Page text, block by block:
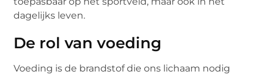
dagelijks leven.
De rol van voeding
Voeding is de brandstof die ons lichaam nodig